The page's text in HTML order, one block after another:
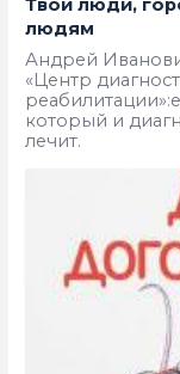
Твои люди,
людям
Андрей
«Центр
который и
лечит.